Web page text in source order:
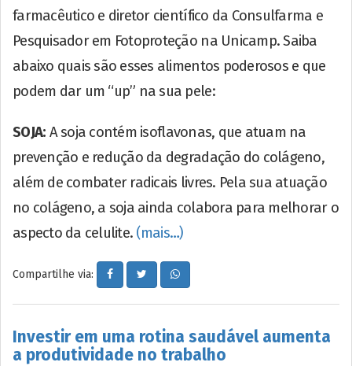
farmacêutico e diretor científico da Consulfarma e
Pesquisador em Fotoproteção na Unicamp. Saiba
abaixo quais são esses alimentos poderosos e que
podem dar um “up” na sua pele:
SOJA: A soja contém isoflavonas, que atuam na
prevenção e redução da degradação do colágeno,
além de combater radicais livres. Pela sua atuação
no colágeno, a soja ainda colabora para melhorar o
aspecto da celulite. (mais…)
Compartilhe via:
Investir em uma rotina saudável aumenta
a produtividade no trabalho